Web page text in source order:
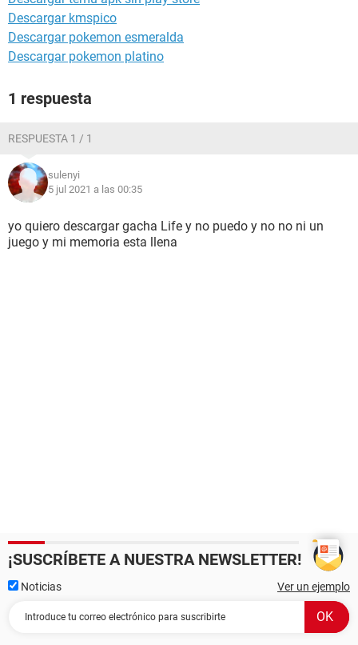
Descargar kmspico
Descargar pokemon esmeralda
Descargar pokemon platino
1 respuesta
RESPUESTA 1 / 1
sulenyi
5 jul 2021 a las 00:35
yo quiero descargar gacha Life y no puedo y no no ni un
juego y mi memoria esta llena
¡SUSCRÍBETE A NUESTRA NEWSLETTER!
Noticias Ver un ejemplo